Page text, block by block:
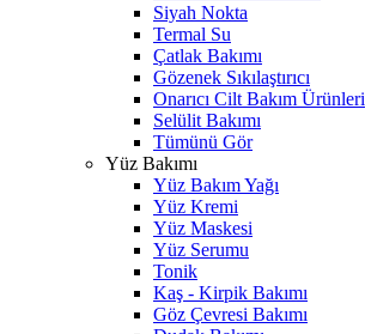
Siyah Nokta
Termal Su
Çatlak Bakımı
Gözenek Sıkılaştırıcı
Onarıcı Cilt Bakım Ürünleri
Selülit Bakımı
Tümünü Gör
Yüz Bakımı
Yüz Bakım Yağı
Yüz Kremi
Yüz Maskesi
Yüz Serumu
Tonik
Kaş - Kirpik Bakımı
Göz Çevresi Bakımı